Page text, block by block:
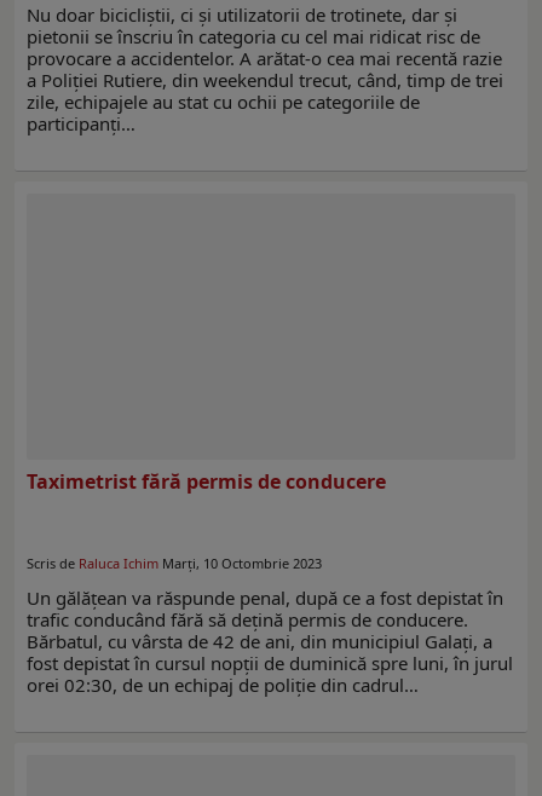
Nu doar bicicliștii, ci și utilizatorii de trotinete, dar și
pietonii se înscriu în categoria cu cel mai ridicat risc de
provocare a accidentelor. A arătat-o cea mai recentă razie
a Poliției Rutiere, din weekendul trecut, când, timp de trei
zile, echipajele au stat cu ochii pe categoriile de
participanți…
Taximetrist fără permis de conducere
Scris de Raluca Ichim Marți, 10 Octombrie 2023
Un gălățean va răspunde penal, după ce a fost depistat în
trafic conducând fără să dețină permis de conducere.
Bărbatul, cu vârsta de 42 de ani, din municipiul Galați, a
fost depistat în cursul nopții de duminică spre luni, în jurul
orei 02:30, de un echipaj de poliție din cadrul…